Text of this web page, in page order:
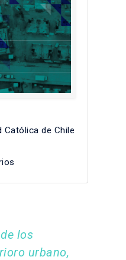
Católica de Chile
los
urbano,